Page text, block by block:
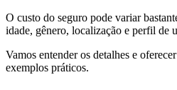
O custo do seguro pode variar
idade, gênero, localização e perfil de
Vamos entender os detalhes e
exemplos práticos.